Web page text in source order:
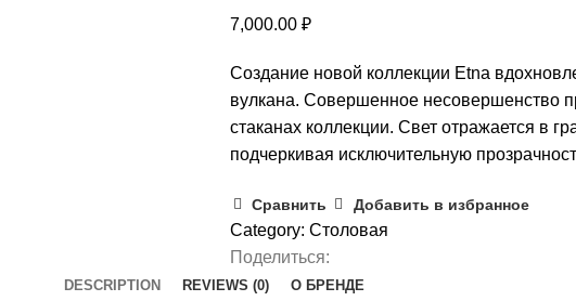
7,000.00 ₽
Создание новой коллекции Etna
вулкана. Совершенное несовершенство
стаканах коллекции. Свет отражается в
подчеркивая исключительную
Сравнить Добавить в избранное
Category: Столовая
Поделиться:
DESCRIPTION REVIEWS (0) О БРЕНДЕ